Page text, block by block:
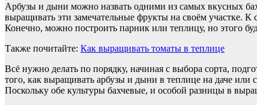
Арбузы и дыни можно назвать одними из самых вкусных
выращивать эти замечательные фрукты на своём участке.
Конечно, можно построить парник или теплицу, но этого
Также почитайте: Как выращивать томаты в теплице
Всё нужно делать по порядку, начиная с выбора сорта,
того, как выращивать арбузы и дыни в теплице на даче или
Поскольку обе культуры бахчевые, и особой разницы в